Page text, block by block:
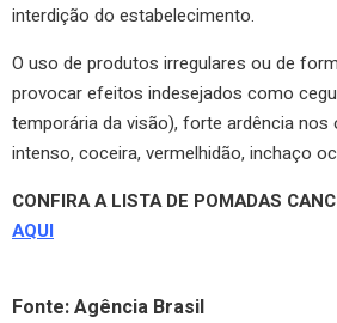
interdição do estabelecimento.
O uso de produtos irregulares ou de
provocar efeitos indesejados como
temporária da visão), forte ardência nos
intenso, coceira, vermelhidão, inchaço
CONFIRA A LISTA DE POMADAS
AQUI
Fonte: Agência Brasil